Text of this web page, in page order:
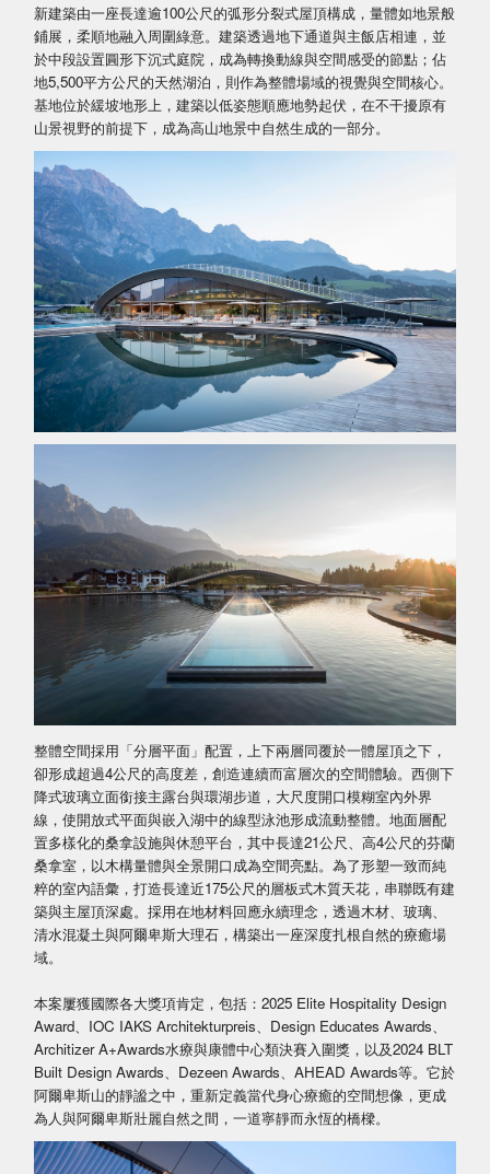
新建築由一座長達逾100公尺的弧形分裂式屋頂構成，量體如地景般
鋪展，柔順地融入周圍綠意。建築透過地下通道與主飯店相連，並
於中段設置圓形下沉式庭院，成為轉換動線與空間感受的節點；佔
地5,500平方公尺的天然湖泊，則作為整體場域的視覺與空間核心。
基地位於緩坡地形上，建築以低姿態順應地勢起伏，在不干擾原有
山景視野的前提下，成為高山地景中自然生成的一部分。
整體空間採用「分層平面」配置，上下兩層同覆於一體屋頂之下，
卻形成超過4公尺的高度差，創造連續而富層次的空間體驗。西側下
降式玻璃立面銜接主露台與環湖步道，大尺度開口模糊室內外界
線，使開放式平面與嵌入湖中的線型泳池形成流動整體。地面層配
置多樣化的桑拿設施與休憩平台，其中長達21公尺、高4公尺的芬蘭
桑拿室，以木構量體與全景開口成為空間亮點。為了形塑一致而純
粹的室內語彙，打造長達近175公尺的層板式木質天花，串聯既有建
築與主屋頂深處。採用在地材料回應永續理念，透過木材、玻璃、
清水混凝土與阿爾卑斯大理石，構築出一座深度扎根自然的療癒場
域。
本案屢獲國際各大獎項肯定，包括：2025 Elite Hospitality Design
Award、IOC IAKS Architekturpreis、Design Educates Awards、
Architizer A+Awards水療與康體中心類決賽入圍獎，以及2024 BLT
Built Design Awards、Dezeen Awards、AHEAD Awards等。它於
阿爾卑斯山的靜謐之中，重新定義當代身心療癒的空間想像，更成
為人與阿爾卑斯壯麗自然之間，一道寧靜而永恆的橋樑。